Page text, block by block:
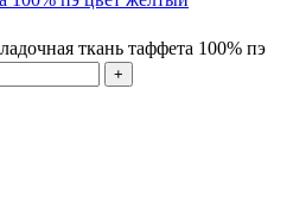
ткань таффета 100% пэ